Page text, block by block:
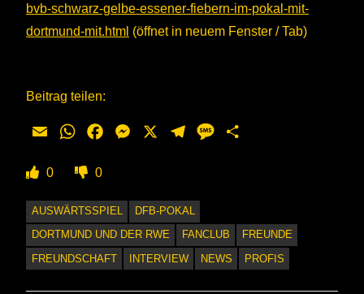
bvb-schwarz-gelbe-essener-fiebern-im-pokal-mit-
dortmund-mit.html (öffnet in neuem Fenster / Tab)
Beitrag teilen:
Email WhatsAppFacebookMessengerTelegramMessage
0 0
AUSWÄRTSSPIEL
DFB-POKAL
DORTMUND UND DER RWE
FANCLUB
FREUNDE
FREUNDSCHAFT
INTERVIEW NEWS PROFIS